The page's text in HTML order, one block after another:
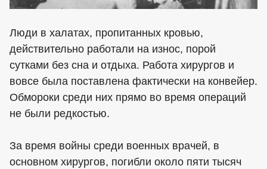
Люди в халатах, пропитанных кровью,
действительно работали на износ, порой
сутками без сна и отдыха. Работа хирургов и
вовсе была поставлена фактически на конвейер.
Обмороки среди них прямо во время операций
не были редкостью.
За время войны среди военных врачей, в
основном хирургов, погибли около пяти тысяч